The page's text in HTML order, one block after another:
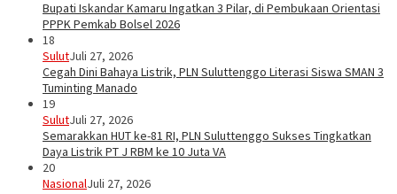
Bupati Iskandar Kamaru Ingatkan 3 Pilar, di Pembukaan Orientasi
PPPK Pemkab Bolsel 2026
18
SulutJuli 27, 2026
Cegah Dini Bahaya Listrik, PLN Suluttenggo Literasi Siswa SMAN 3
Tuminting Manado
19
SulutJuli 27, 2026
Semarakkan HUT ke-81 RI, PLN Suluttenggo Sukses Tingkatkan
Daya Listrik PT J RBM ke 10 Juta VA
20
NasionalJuli 27, 2026